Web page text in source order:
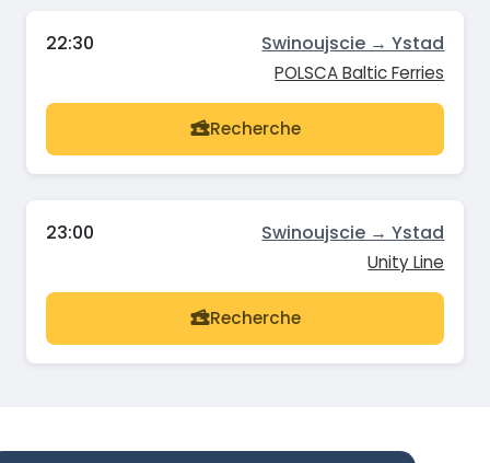
22:30 Swinoujscie → Ystad
POLSCA Baltic Ferries
Recherche
23:00 Swinoujscie → Ystad
Unity Line
Recherche